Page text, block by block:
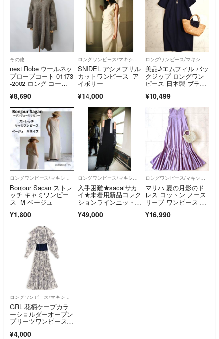
その他
nest Robe ウールネッ
プローブコート 01173
-2002 ロング コー
ス ネストローブ【中
古】6-0709G◎
¥8,690
ロングワンピース/マキシワンピース
SNIDEL アシメフリル
カットワンピース ア
イボリー
¥14,000
ロングワンピース/マキシワンピース
美品♪エムフィル バッ
クジップ ロングワン
ピース 日本製 ブラッ
¥10,499
ロングワンピース/マキシワンピース
Bonjour Sagan ストレ
ッチ キャミワンピー
ス M ベージュ
¥1,800
ロングワンピース/マキシワンピース
入手困難★sacaiサカ
イ★未着用新品コレク
ションラインニットワ
¥49,000
ロングワンピース/マキシワンピース
マリハ 夏の月影のド
レス コットン ノース
リーブ ワンピース パ
¥16,990
ロングワンピース/マキシワンピース
GRL 花柄ケープカラ
ーショルダーオープン
プリーツワンピース[a
¥4,000